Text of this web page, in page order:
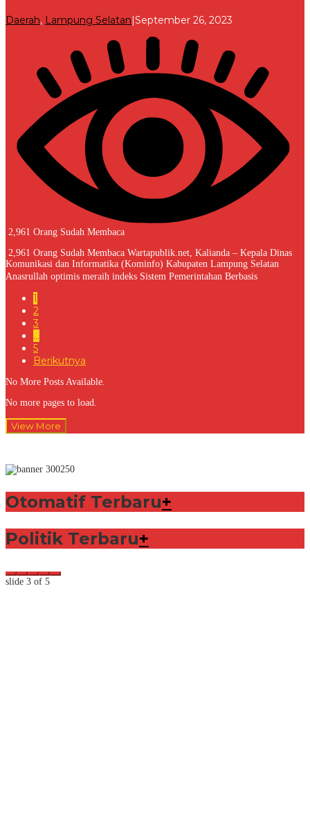
Daerah, Lampung Selatan|September 26, 2023
2,961 Orang Sudah Membaca
2,961 Orang Sudah Membaca Wartapublik.net, Kalianda – Kepala Dinas
Komunikasi dan Informatika (Kominfo) Kabupaten Lampung Selatan
Anasrullah optimis meraih indeks Sistem Pemerintahan Berbasis
1
2
3
…
5
Berikutnya
No More Posts Available.
No more pages to load.
View More
Otomatif Terbaru+
Politik Terbaru+
slide 3 of 5